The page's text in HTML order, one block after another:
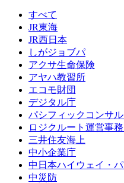
すべて
JR東海
JR西日本
しがジョブパ
アクサ生命保険
アヤハ教習所
エコモ財団
デジタル庁
パシフィックコンサル
ロジクルート運営事
三井住友海上
中小企業庁
中日本ハイウェイ・
中災防